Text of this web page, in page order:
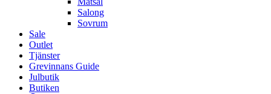
Salong
Sovrum
Sale
Outlet
Tjänster
Grevinnans Guide
Julbutik
Butiken